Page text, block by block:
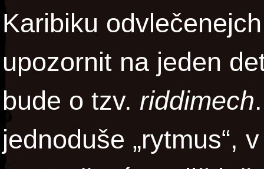
Karibiku
upozornit na jeden
bude o tzv. riddimech
jednoduše „rytmus“,